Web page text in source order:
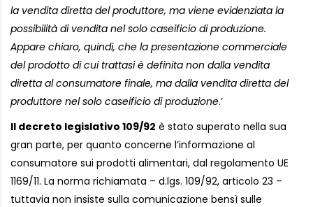
la vendita diretta del produttore, ma viene evidenziata la
possibilità di vendita nel solo caseificio di produzione.
Appare chiaro, quindi, che la presentazione commerciale
del prodotto di cui trattasi è definita non dalla vendita
diretta al consumatore finale, ma dalla vendita diretta del
produttore nel solo caseificio di produzione.’
Il decreto legislativo 109/92 è stato superato nella sua
gran parte, per quanto concerne l’informazione al
consumatore sui prodotti alimentari, dal regolamento UE
1169/11. La norma richiamata – d.lgs. 109/92, articolo 23 –
tuttavia non insiste sulla comunicazione bensì sulle